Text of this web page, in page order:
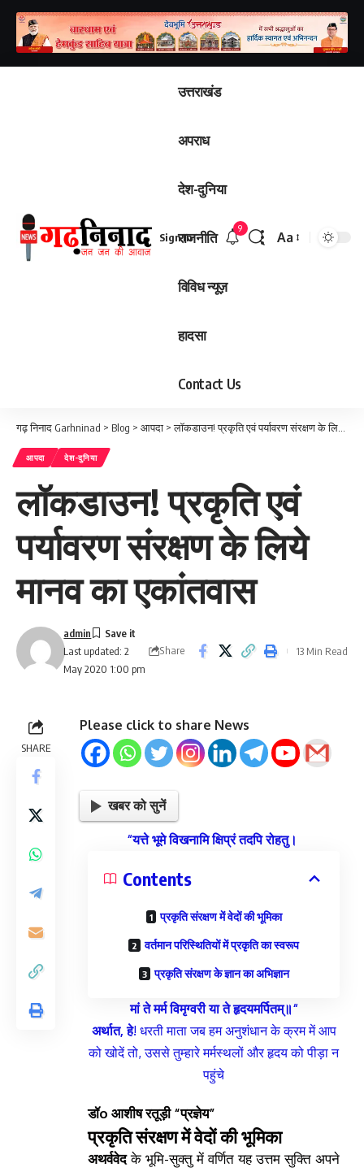
उत्तराखंड
अपराध
देश-दुनिया
राजनीति
विविध न्यूज़
हादसा
Contact Us
Sign In
9
Aa
गढ़ निनाद Garhninad > Blog > आपदा >लॉकडाउन! प्रकृति एवं पर्यावरण संरक्षण के लिये मानव का एकांतवास
आपदा देश-दुनिया
लॉकडाउन! प्रकृति एवं
पर्यावरण संरक्षण के लिये
मानव का एकांतवास
Last updated: 2
May 2020 1:00 pm
admin
Share
13 Min Read
SHARE
Please click to share News
खबर को सुनें
“यत्ते भूमे विखनामि क्षिप्रं तदपि रोहतु।
Contents
प्रकृति संरक्षण में वेदों की भूमिका
वर्तमान परिस्थितियों में प्रकृति का स्वरूप
प्रकृति संरक्षण के ज्ञान का अभिज्ञान
मां ते मर्म विमृग्वरी या ते हृदयमर्पितम्॥“
अर्थात,हे! धरती माता जब हम अनुशंधान के क्रम में आप
को खोदें तो, उससे तुम्हारे मर्मस्थलों और हृदय को पीड़ा न
पहुंचे
डॉo आशीष रतूड़ी “प्रज्ञेय”
प्रकृतिसंरक्षण में वेदों की भूमिका
अथर्ववेदके भूमि-सुक्तु में वर्णित यह उत्तम सुक्ति अपने